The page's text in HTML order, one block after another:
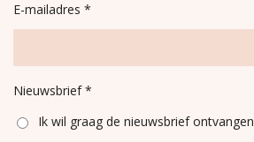
E-mailadres *
Nieuwsbrief *
Ik wil graag de nieuwsbrief ontvangen